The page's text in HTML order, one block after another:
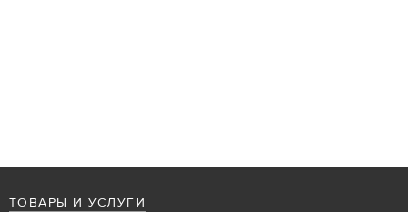
ТОВАРЫ И УСЛУГИ